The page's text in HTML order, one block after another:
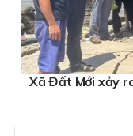
Xã Đất Mới xảy